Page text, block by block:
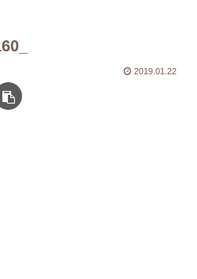
2019.01.22